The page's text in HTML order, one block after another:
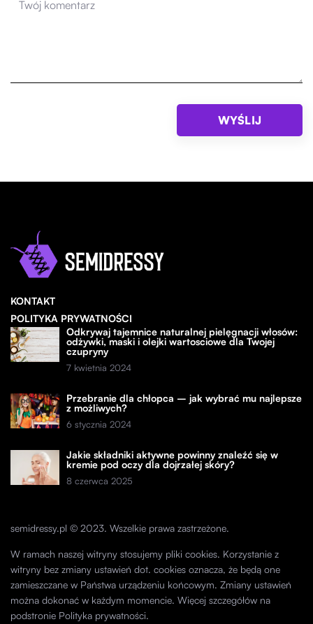
KONTAKT
POLITYKA PRYWATNOŚCI
Odkrywaj tajemnice naturalnej pielęgnacji włosów:
odżywki, maski i olejki wartosciowe dla Twojej
czupryny
7 kwietnia 2024
Przebranie dla chłopca – jak wybrać mu najlepsze
z możliwych?
6 stycznia 2024
Jakie składniki aktywne powinny znaleźć się w
kremie pod oczy dla dojrzałej skóry?
8 czerwca 2025
semidressy.pl © 2023. Wszelkie prawa zastrzeżone.
W ramach naszej witryny stosujemy pliki cookies. Korzystanie z
witryny bez zmiany ustawień dot. cookies oznacza, że będą one
zamieszczane w Państwa urządzeniu końcowym. Zmiany ustawień
można dokonać w każdym momencie. Więcej szczegółów na
podstronie Polityka prywatności.